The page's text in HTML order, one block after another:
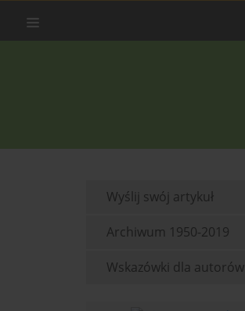
Wyślij swój artykuł
Archiwum 1950-2019
Wskazówki dla autorów